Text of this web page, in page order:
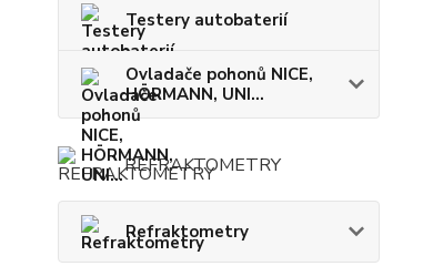
Testery autobaterií
Ovladače pohonů NICE,
HÖRMANN, UNI...
REFRAKTOMETRY
Refraktometry